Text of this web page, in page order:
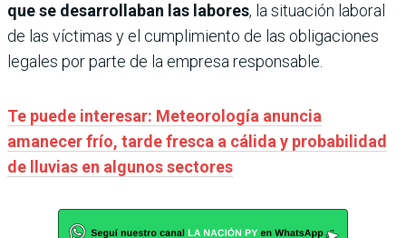
que se desarrollaban las labores, la situación laboral
de las víctimas y el cumplimiento de las obligaciones
legales por parte de la empresa responsable.
Te puede interesar: Meteorología anuncia
amanecer frío, tarde fresca a cálida y probabilidad
de lluvias en algunos sectores